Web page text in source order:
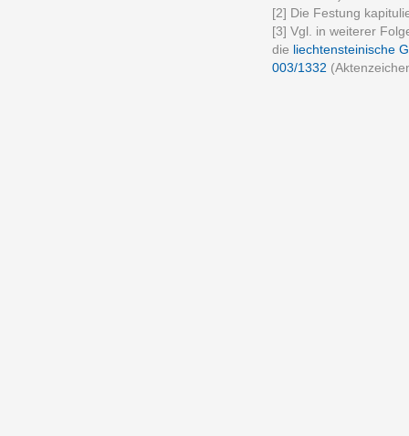
[2] Die Festung
[3] Vgl. in weiterer
die liechtensteinische
003/1332